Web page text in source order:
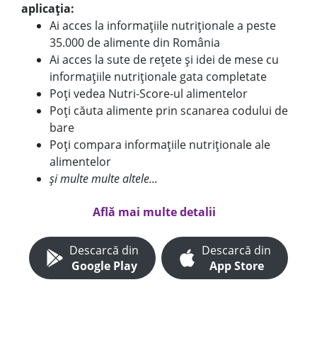
aplicația:
Ai acces la informațiile nutriționale a peste
35.000 de alimente din România
Ai acces la sute de rețete și idei de mese cu
informațiile nutriționale gata completate
Poți vedea Nutri-Score-ul alimentelor
Poți căuta alimente prin scanarea codului de
bare
Poți compara informațiile nutriționale ale
alimentelor
și multe multe altele...
Află mai multe detalii
Descarcă din
Google Play
Descarcă din
App Store